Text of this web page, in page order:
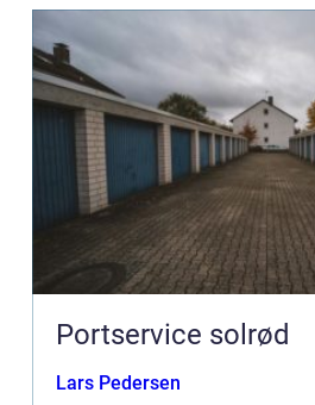
Portservice solrød
Lars Pedersen